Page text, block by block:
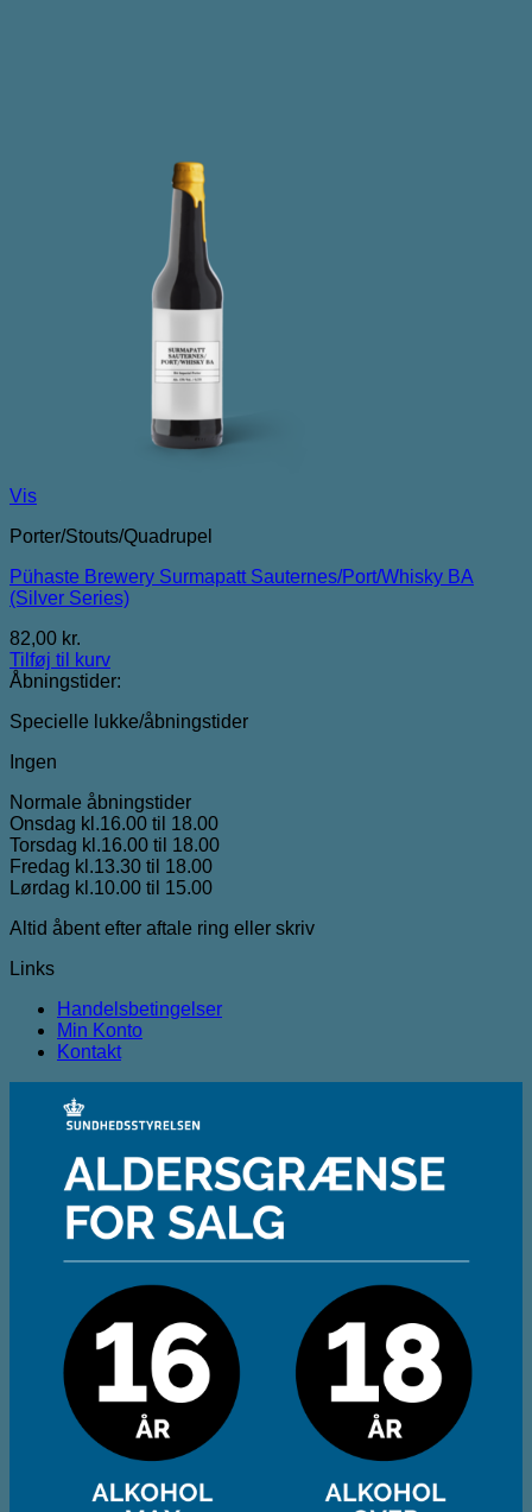
Vis
Porter/Stouts/Quadrupel
Pühaste Brewery Surmapatt Sauternes/Port/Whisky BA
(Silver Series)
82,00 kr.
Tilføj til kurv
Åbningstider:
Specielle lukke/åbningstider
Ingen
Normale åbningstider
Onsdag kl.16.00 til 18.00
Torsdag kl.16.00 til 18.00
Fredag kl.13.30 til 18.00
Lørdag kl.10.00 til 15.00
Altid åbent efter aftale ring eller skriv
Links
Handelsbetingelser
Min Konto
Kontakt